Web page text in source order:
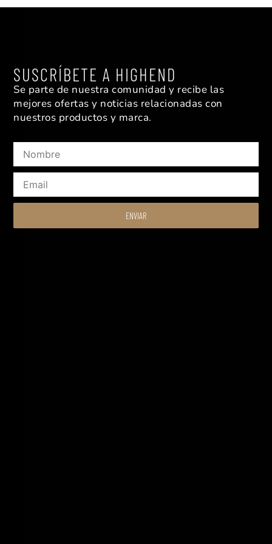
SUSCRÍBETE A HIGHEND
Se parte de nuestra comunidad y recibe las
mejores ofertas y noticias relacionadas con
nuestros productos y marca.
ENVIAR